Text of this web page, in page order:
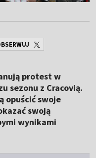
protest w
sezonu z Cracovią.
opuścić swoje
swoją
wynikami